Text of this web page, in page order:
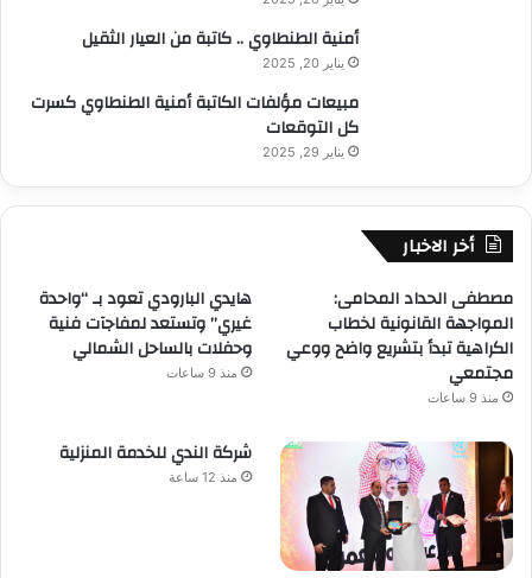
أمنية الطنطاوي .. كاتبة من العيار الثقيل
يناير 20, 2025
مبيعات مؤلفات الكاتبة أمنية الطنطاوي كسرت
كل التوقعات
يناير 29, 2025
أخر الاخبار
مصطفى الحداد المحامى:
المواجهة القانونية لخطاب
الكراهية تبدأ بتشريع واضح ووعي
مجتمعي
منذ 9 ساعات
هايدي البارودي تعود بـ “واحدة
غيري” وتستعد لمفاجآت فنية
وحفلات بالساحل الشمالي
منذ 9 ساعات
شركة الندي للخدمة المنزلية
منذ 12 ساعة